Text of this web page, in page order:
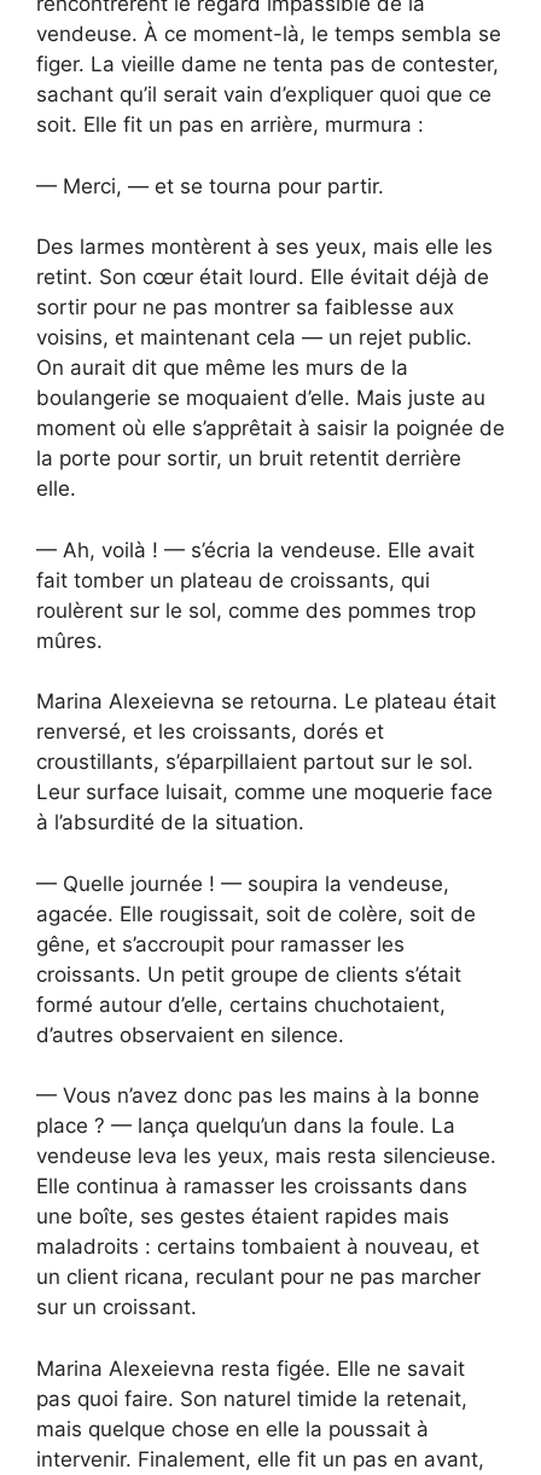
vendeuse. À ce moment-là, le temps sembla se
figer. La vieille dame ne tenta pas de contester,
sachant qu’il serait vain d’expliquer quoi que ce
soit. Elle fit un pas en arrière, murmura :
— Merci, — et se tourna pour partir.
Des larmes montèrent à ses yeux, mais elle les
retint. Son cœur était lourd. Elle évitait déjà de
sortir pour ne pas montrer sa faiblesse aux
voisins, et maintenant cela — un rejet public.
On aurait dit que même les murs de la
boulangerie se moquaient d’elle. Mais juste au
moment où elle s’apprêtait à saisir la poignée de
la porte pour sortir, un bruit retentit derrière
elle.
— Ah, voilà ! — s’écria la vendeuse. Elle avait
fait tomber un plateau de croissants, qui
roulèrent sur le sol, comme des pommes trop
mûres.
Marina Alexeievna se retourna. Le plateau était
renversé, et les croissants, dorés et
croustillants, s’éparpillaient partout sur le sol.
Leur surface luisait, comme une moquerie face
à l’absurdité de la situation.
— Quelle journée ! — soupira la vendeuse,
agacée. Elle rougissait, soit de colère, soit de
gêne, et s’accroupit pour ramasser les
croissants. Un petit groupe de clients s’était
formé autour d’elle, certains chuchotaient,
d’autres observaient en silence.
— Vous n’avez donc pas les mains à la bonne
place ? — lança quelqu’un dans la foule. La
vendeuse leva les yeux, mais resta silencieuse.
Elle continua à ramasser les croissants dans
une boîte, ses gestes étaient rapides mais
maladroits : certains tombaient à nouveau, et
un client ricana, reculant pour ne pas marcher
sur un croissant.
Marina Alexeievna resta figée. Elle ne savait
pas quoi faire. Son naturel timide la retenait,
mais quelque chose en elle la poussait à
intervenir. Finalement, elle fit un pas en avant,